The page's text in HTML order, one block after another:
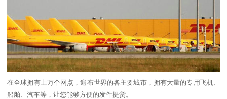
在全球拥有上万个网点，遍布世界的各主要城市，拥有大量的专用飞机、
船舶、汽车等，让您能够方便的发件提货。